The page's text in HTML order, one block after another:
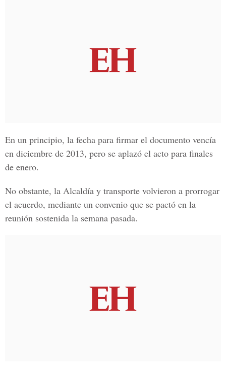
En un principio, la fecha para firmar el documento vencía
en diciembre de 2013, pero se aplazó el acto para finales
de enero.
No obstante, la Alcaldía y transporte volvieron a prorrogar
el acuerdo, mediante un convenio que se pactó en la
reunión sostenida la semana pasada.